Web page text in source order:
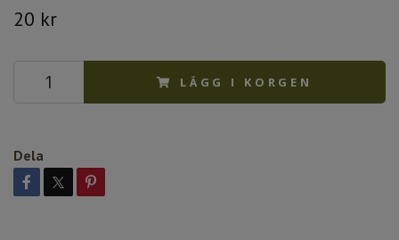
20 kr
LÄGG I KORGEN
Dela